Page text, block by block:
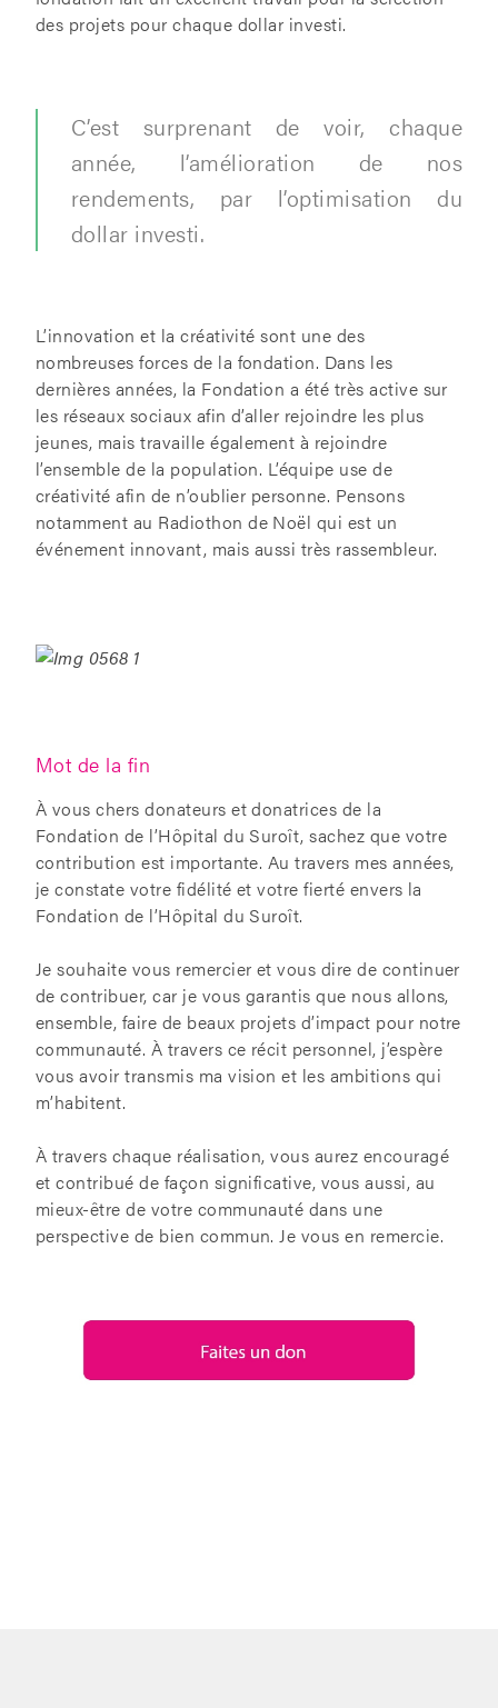
des projets pour chaque dollar investi.
C’est surprenant de voir, chaque
année, l’amélioration de nos
rendements, par l’optimisation du
dollar investi.
L’innovation et la créativité sont une des
nombreuses forces de la fondation. Dans les
dernières années, la Fondation a été très active sur
les réseaux sociaux afin d’aller rejoindre les plus
jeunes, mais travaille également à rejoindre
l’ensemble de la population. L’équipe use de
créativité afin de n’oublier personne. Pensons
notamment au Radiothon de Noël qui est un
événement innovant, mais aussi très rassembleur.
Mot de la fin
À vous chers donateurs et donatrices de la
Fondation de l’Hôpital du Suroît, sachez que votre
contribution est importante. Au travers mes années,
je constate votre fidélité et votre fierté envers la
Fondation de l’Hôpital du Suroît.
Je souhaite vous remercier et vous dire de continuer
de contribuer, car je vous garantis que nous allons,
ensemble, faire de beaux projets d’impact pour notre
communauté. À travers ce récit personnel, j’espère
vous avoir transmis ma vision et les ambitions qui
m’habitent.
À travers chaque réalisation, vous aurez encouragé
et contribué de façon significative, vous aussi, au
mieux-être de votre communauté dans une
perspective de bien commun. Je vous en remercie.